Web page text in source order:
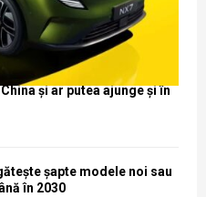
și ar putea ajunge și în
șapte modele noi sau
în 2030